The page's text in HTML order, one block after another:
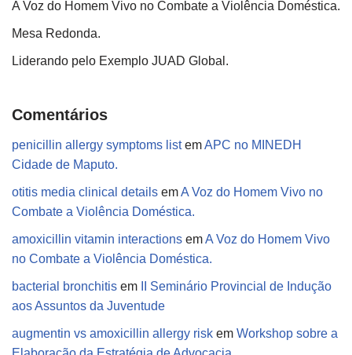
A Voz do Homem Vivo no Combate a Violência Doméstica.
Mesa Redonda.
Liderando pelo Exemplo JUAD Global.
Comentários
penicillin allergy symptoms listemAPC no MINEDH
Cidade de Maputo.
otitis media clinical details emA Voz do Homem Vivo no
Combate a Violência Doméstica.
amoxicillin vitamin interactions emA Voz do Homem Vivo
no Combate a Violência Doméstica.
bacterial bronchitis em
II Seminário Provincial de Indução
aos Assuntos da Juventude
augmentin vs amoxicillin allergy risk em Workshop sobre a